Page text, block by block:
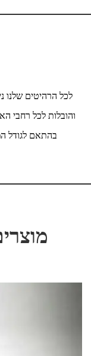
לכל הרהיטים שלנו
והובלות לכל רחבי
בהתאם לגודל